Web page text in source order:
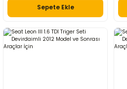
Sepete Ekle